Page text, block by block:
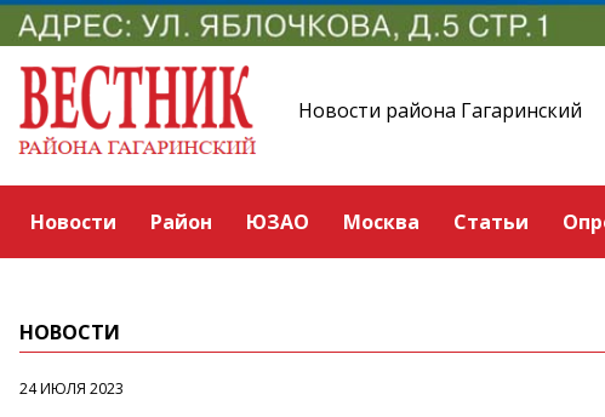
Новости района Гагаринский
Новости Район ЮЗАО Москва Статьи
НОВОСТИ
24 ИЮЛЯ 2023